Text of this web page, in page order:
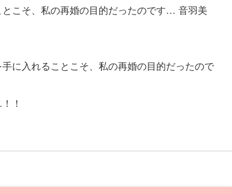
こそ、私の再婚の目的だったのです… 音羽美
に入れることこそ、私の再婚の目的だったので
！